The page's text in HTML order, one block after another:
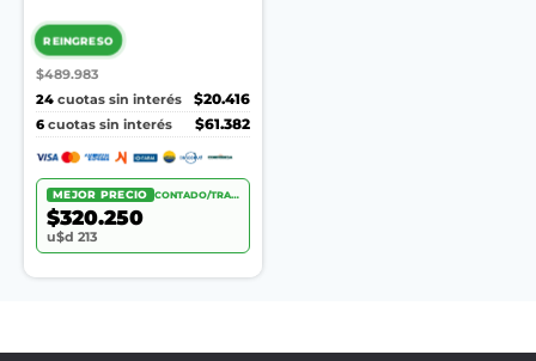
REINGRESO
$489.983
24 cuotas sin interés
$20.416
6 cuotas sin interés $61.382
MEJOR PRECIO CONTADO/TRANSF.
$320.250
u$d 213